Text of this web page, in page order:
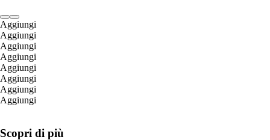
Aggiungi
Aggiungi
Aggiungi
Aggiungi
Aggiungi
Aggiungi
Aggiungi
Aggiungi
Scopri di più